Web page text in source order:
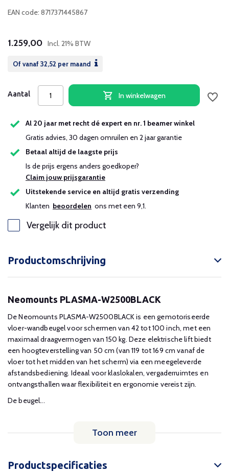
EAN code: 8717371445867
1.259,00 Incl. 21% BTW
Of vanaf 32,52 per maand
Aantal In winkelwagen
Al 20 jaar met recht dé expert en nr. 1 beamer winkel
Gratis advies, 30 dagen omruilen en 2 jaar garantie
Betaal altijd de laagste prijs
Is de prijs ergens anders goedkoper?
Claim jouw prijsgarantie
Uitstekende service en altijd gratis verzending
Klanten beoordelen ons met een 9,1.
Vergelijk dit product
Productomschrijving
Neomounts PLASMA-W2500BLACK
De Neomounts PLASMA-W2500BLACK is een gemotoriseerde
vloer-wandbeugel voor schermen van 42 tot 100 inch, met een
maximaal draagvermogen van 150 kg. Deze elektrische lift biedt
een hoogteverstelling van 50 cm (van 119 tot 169 cm vanaf de
vloer tot het midden van het scherm) via een meegeleverde
afstandsbediening. Ideaal voor klaslokalen, vergaderruimtes en
ontvangsthallen waar flexibiliteit en ergonomie vereist zijn.
De beugel...
Toon meer
Productspecificaties